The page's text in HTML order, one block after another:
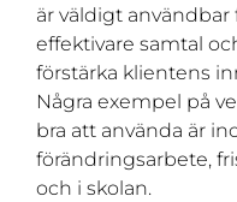
är väldigt
effektivare samtal
förstärka klientens
Några exempel på
bra att använda är
förändringsarbete,
och i skolan.